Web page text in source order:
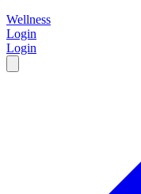
Wellness
Login
Login